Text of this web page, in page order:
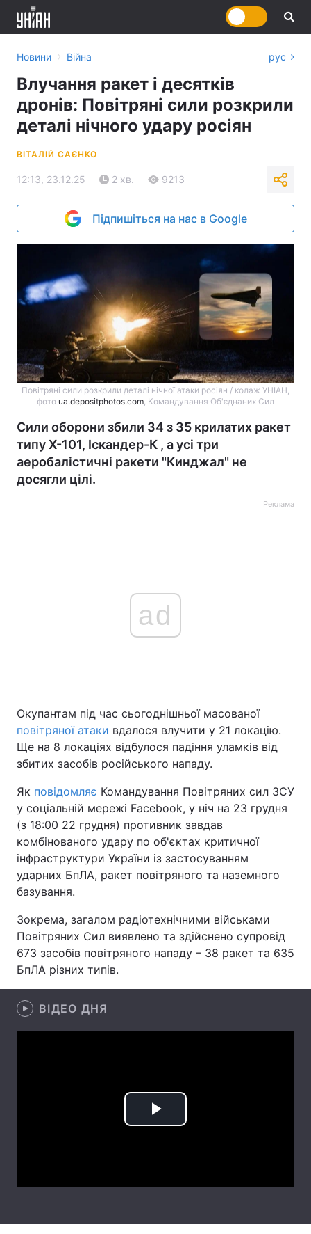
Україна Політика
Економіка Світ
Техно і зв'язок Лайт
Зброя Інциденти
Здоров'я Туризм
Цікавинки
Екологія
Лонгріди
Відео з Youtube
Інтерв'ю Думки
Новини › Війна рус
Влучання ракет і десятків
дронів: Повітряні сили розкрили
деталі нічного удару росіян
ВІТАЛІЙ САЄНКО
12:13, 23.12.25 2 хв. 9213
Підпишіться на нас в Google
Повітряні сили розкрили деталі нічної атаки росіян / колаж УНІАН,
фото ua.depositphotos.com, Командування Об'єднаних Сил
Сили оборони збили 34 з 35 крилатих ракет
типу Х-101, Іскандер-К , а усі три
аеробалістичні ракети "Кинджал" не
досягли цілі.
Реклама
ad
Окупантам під час сьогоднішньої масованої
повітряної атаки вдалося влучити у 21 локацію.
Ще на 8 локаціях відбулося падіння уламків від
збитих засобів російського нападу.
Як повідомляє Командування Повітряних сил ЗСУ
у соціальній мережі Facebook, у ніч на 23 грудня
(з 18:00 22 грудня) противник завдав
комбінованого удару по об'єктах критичної
інфраструктури України із застосуванням
ударних БпЛА, ракет повітряного та наземного
базування.
Зокрема, загалом радіотехнічними військами
Повітряних Сил виявлено та здійснено супровід
673 засобів повітряного нападу – 38 ракет та 635
БпЛА різних типів.
ВІДЕО ДНЯ
Play